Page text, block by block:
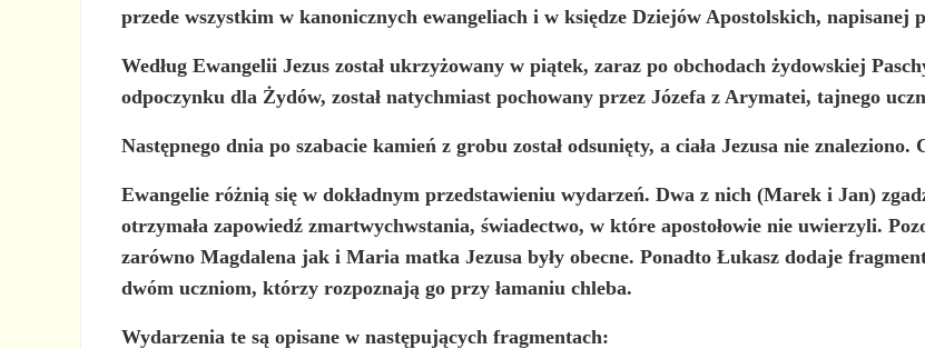
przede wszystkim w kanonicznych ewangeliach i w księdze Dziejów Apostolskich, napisanej
Według Ewangelii Jezus został ukrzyżowany w piątek, zaraz po obchodach żydowskiej
odpoczynku dla Żydów, został natychmiast pochowany przez Józefa z Arymatei, tajnego
Następnego dnia po szabacie kamień z grobu został odsunięty, a ciała Jezusa nie
Ewangelie różnią się w dokładnym przedstawieniu wydarzeń. Dwa z nich (Marek i Jan)
otrzymała zapowiedź zmartwychwstania, świadectwo, w które apostołowie nie uwierzyli.
zarówno Magdalena jak i Maria matka Jezusa były obecne. Ponadto Łukasz dodaje
dwóm uczniom, którzy rozpoznają go przy łamaniu chleba.
Wydarzenia te są opisane w następujących fragmentach: